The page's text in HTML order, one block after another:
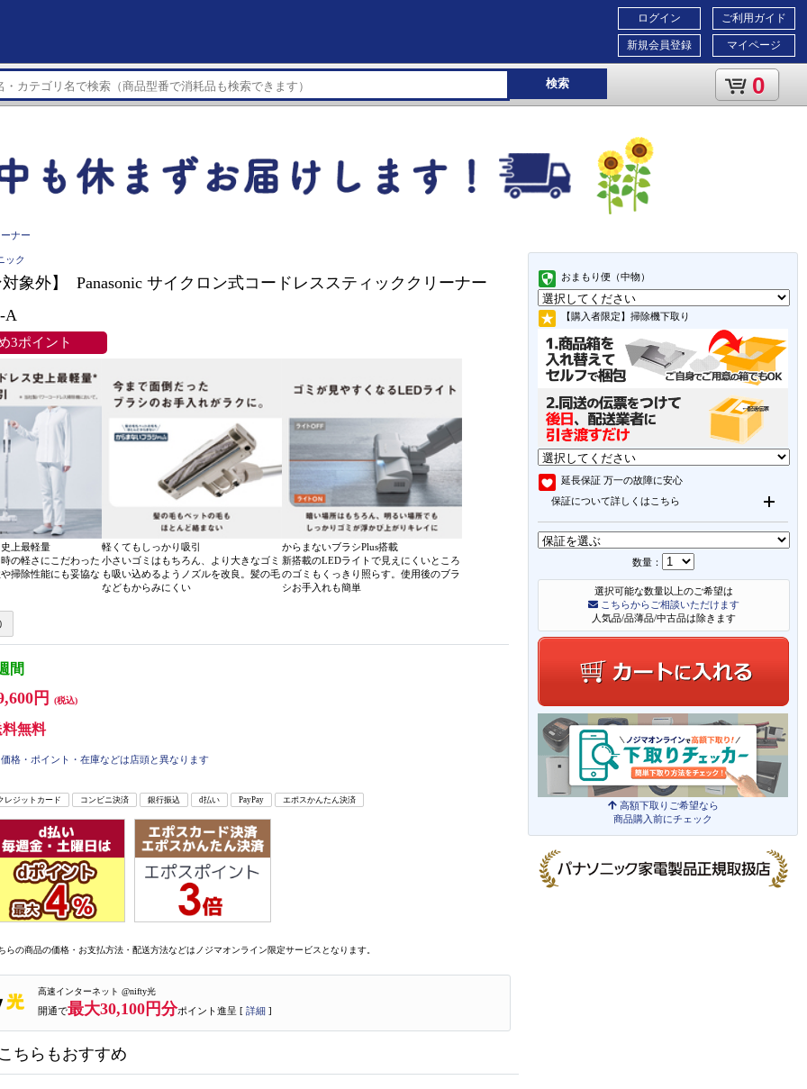
ご利用ガイド
マイページ
ログイン
新規会員登録
検索 0
ナー
おまもり便（中物）
【購入者限定】掃除機下取り
延長保証 万一の故障に安心
保証について詳しくはこちら
数量：
選択可能な数量以上のご希望は
こちらからご相談いただけます
人気品/品薄品/中古品は除きます
高額下取りご希望なら
商品購入前にチェック
ック
象外】 Panasonic サイクロン式コードレススティッククリーナー
A
3ポイント
上最軽量
の軽さにこだわった
掃除性能にも妥協な
軽くてもしっかり吸引
小さいゴミはもちろん、より大きなゴミ
も吸い込めるようノズルを改良。髪の毛
などもからみにくい
からまないブラシPlus搭載
新搭載のLEDライトで見えにくいところ
のゴミもくっきり照らす。使用後のブラ
シお手入れも簡単
間
円 (税込)
料無料
価格・ポイント・在庫などは店頭と異なります
レジットカード コンビニ決済 銀行振込 d払い PayPay エポスかんたん決済
らの商品の価格・お支払方法・配送方法などはノジマオンライン限定サービスとなります。
高速インターネット @nifty光
開通で最大30,100円分ポイント進呈 [ 詳細 ]
ちらもおすすめ